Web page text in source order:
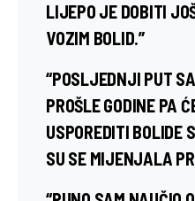
LIJEPO JE DOBITI
VOZIM BOLID.”
“POSLJEDNJI PUT
PROŠLE GODINE PA
USPOREDITI BOLIDE
SU SE MIJENJALA